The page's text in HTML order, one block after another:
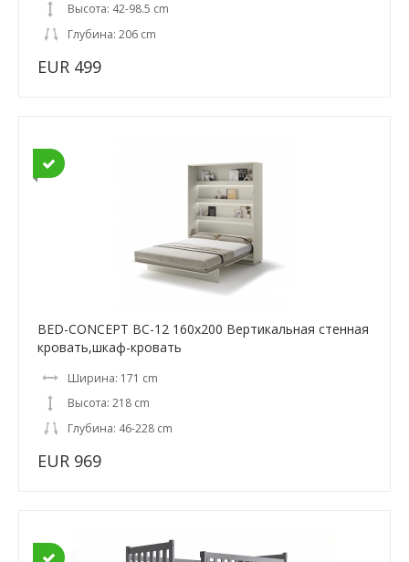
Высота: 42-98.5 cm
Глубина: 206 cm
EUR 499
BED-CONCEPT BC-12 160x200 Вертикальная cтенная
кровать,шкаф-кровать
Ширина: 171 cm
Высота: 218 cm
Глубина: 46-228 cm
EUR 969